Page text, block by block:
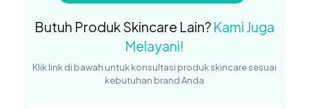
Butuh Produk Skincare Lain? Kami Juga
Melayani!
Klik link di bawah untuk konsultasi produk skincare sesuai
kebutuhan brand Anda